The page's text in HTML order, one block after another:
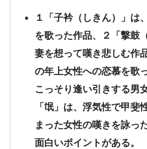
１「子衿（しきん）」は
を歌った作品、２「撃鼓
妻を想って嘆き悲しむ作
の年上女性への恋慕を歌
こっそり逢い引きする男
「氓」は、浮気性で甲斐
まった女性の嘆きを詠っ
面白いポイントがある。